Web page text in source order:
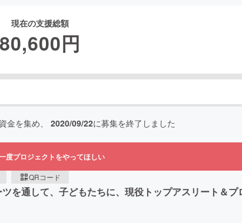
現在の支援総額
80,600円
金を集め、 2020/09/22に募集を終了しました
度プロジェクトをやってほしい
QRコード
を通して、子どもたちに、現役トップアスリート＆